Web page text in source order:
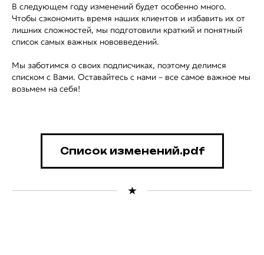
В следующем году изменений будет особенно много.
Чтобы сэкономить время наших клиентов и избавить их от
лишних сложностей, мы подготовили краткий и понятный
список самых важных нововведений.
Мы заботимся о своих подписчиках, поэтому делимся
списком с Вами. Оставайтесь с нами – все самое важное мы
возьмем на себя!
Список изменений.pdf